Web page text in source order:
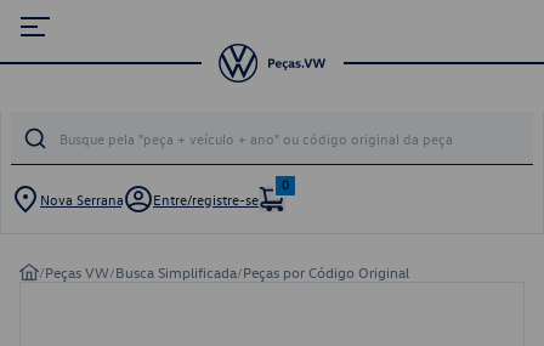
Nova Serrana Entre/registre-se
0
/Peças VW/Busca Simplificada/Peças por Código Original